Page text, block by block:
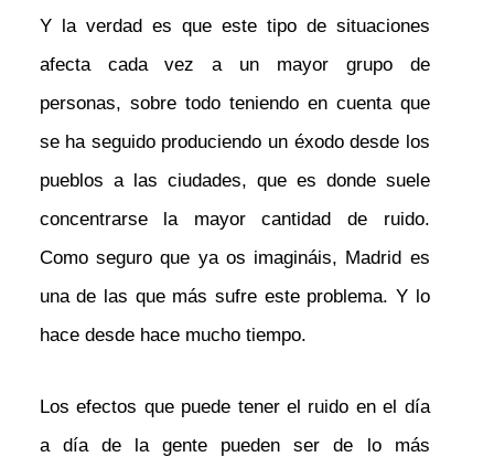
Y la verdad es que este tipo de situaciones
afecta cada vez a un mayor grupo de
personas, sobre todo teniendo en cuenta que
se ha seguido produciendo un éxodo desde los
pueblos a las ciudades, que es donde suele
concentrarse la mayor cantidad de ruido.
Como seguro que ya os imagináis, Madrid es
una de las que más sufre este problema. Y lo
hace desde hace mucho tiempo.
Los efectos que puede tener el ruido en el día
a día de la gente pueden ser de lo más